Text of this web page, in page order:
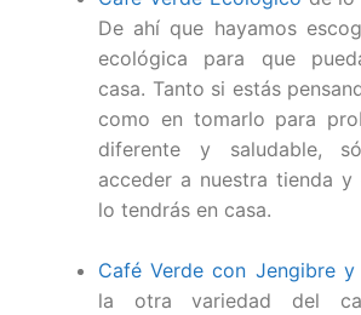
De ahí que hayamos
ecológica para que
casa. Tanto si estás
como en tomarlo para
diferente y saludable,
acceder a nuestra tienda
lo tendrás en casa.
Café Verde con Jengibre y
la otra variedad del